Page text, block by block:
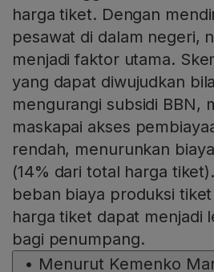
harga tiket. Dengan
pesawat di dalam negeri,
menjadi faktor utama.
yang dapat diwujudkan
mengurangi subsidi BBN,
maskapai akses
rendah, menurunkan
(14% dari total harga
beban biaya produksi
harga tiket dapat menjadi
bagi penumpang.
• Menurut Kemenko